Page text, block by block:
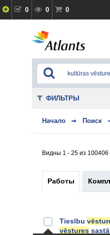
0 0 0
Начало Поиск
Видны 1 - 25 из
Работы
Tiesību
vēstures
ФИЛЬТРЫ